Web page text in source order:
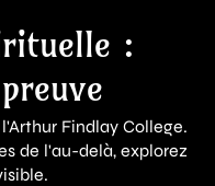
:
Findlay College.
de l'au-delà, explorez